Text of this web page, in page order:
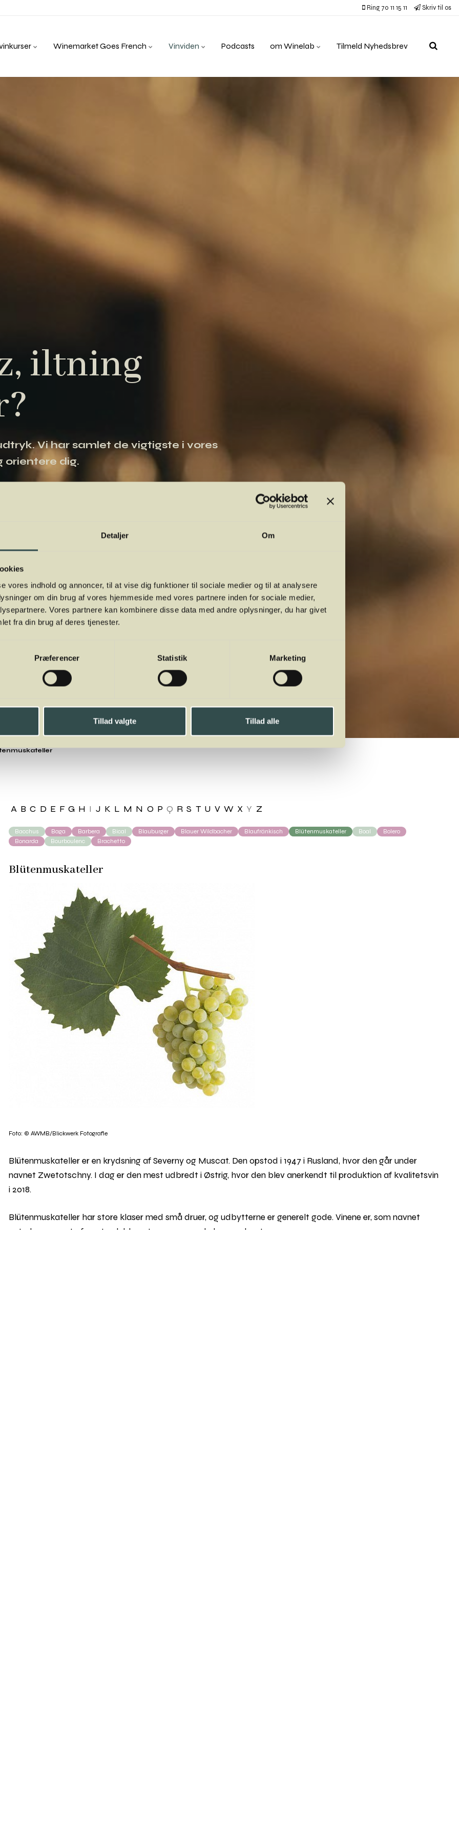
Detaljer Om
vores indhold og annoncer, til at vise dig funktioner til sociale medier og til at analysere
om din brug af vores hjemmeside med vores partnere inden for sociale medier,
Vores partnere kan kombinere disse data med andre oplysninger, du har givet
fra din brug af deres tjenester.
Præferencer Statistik Marketing
Tillad valgte Tillad alle
Ring 70 11 15 11 Skriv til os
Winemarket Goes French Vinviden Podcasts om Winelab Tilmeld Nyhedsbrev
iltning
Vi har samlet de vigtigste i vores
orientere dig.
A B C D E F G H I J K L M N O P Q R S T U V W X Y Z
Bacchus Baga Barbera Bical Blauburger Blauer Wildbacher Blaufränkisch Blütenmuskateller Boal
Bolero
Bonarda
Bourboulenc Brachetto
Blütenmuskateller
Foto: © AWMB/Blickwerk Fotografie
Blütenmuskateller er en krydsning af Severny og Muscat. Den opstod i 1947 i Rusland, hvor den går under
navnet Zwetotschny. I dag er den mest udbredt i Østrig, hvor den blev anerkendt til produktion af kvalitetsvin
i 2018.
Blütenmuskateller har store klaser med små druer, og udbytterne er generelt gode. Vinene er, som navnet
antyder, præget af en stærk blomsteraroma, og de har moderat syre.